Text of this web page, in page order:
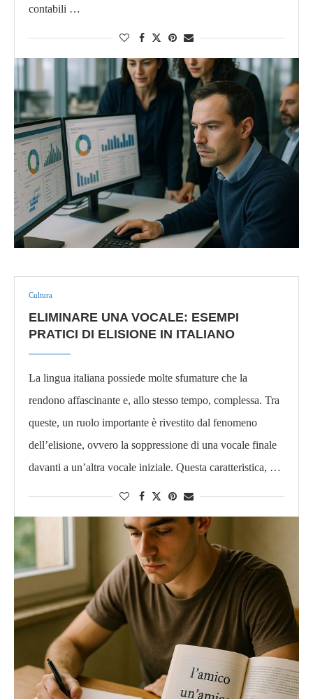
contabili …
Cultura
ELIMINARE UNA VOCALE: ESEMPI
PRATICI DI ELISIONE IN ITALIANO
La lingua italiana possiede molte sfumature che la
rendono affascinante e, allo stesso tempo, complessa. Tra
queste, un ruolo importante è rivestito dal fenomeno
dell’elisione, ovvero la soppressione di una vocale finale
davanti a un’altra vocale iniziale. Questa caratteristica, …